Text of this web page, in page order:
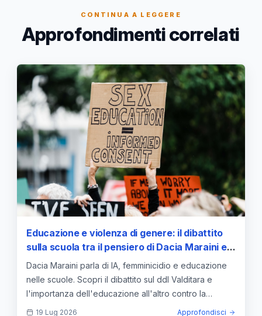
CONTINUA A LEGGERE
Approfondimenti correlati
Educazione e violenza di genere: il dibattito
sulla scuola tra il pensiero di Dacia Maraini e
la legge sul consenso informato
Dacia Maraini parla di IA, femminicidio e educazione
nelle scuole. Scopri il dibattito sul ddl Valditara e
l'importanza dell'educazione all'altro contro la
violenza.
19 Lug 2026 Approfondisci